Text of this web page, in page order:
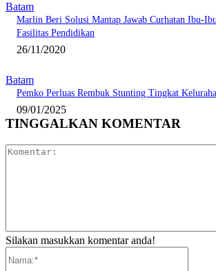
Batam
Marlin Beri Solusi Mantap Jawab Curhatan Ibu-
Fasilitas Pendidikan
26/11/2020
Batam
Pemko Perluas Rembuk Stunting Tingkat
09/01/2025
TINGGALKAN KOMENTAR
Silakan masukkan komentar anda!